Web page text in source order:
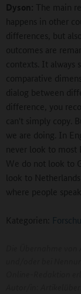
Dyson: The main
happens in other
differences, but
outcomes are
contexts. It always
comparative
dialog between
difference, you
can't simply copy.
we are doing. In
never look to most
We do not look to
look to
where people
Kategorien: